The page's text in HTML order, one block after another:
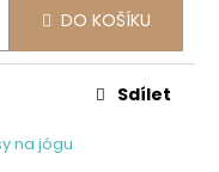
DO KOŠÍKU
na jógu
Sdílet